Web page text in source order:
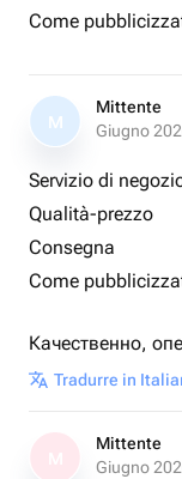
Come
M
Mittente
Giugno
Servizio di
Qualità-prezzo
Consegna
Come
Качественно,
Tradurre in
Mittente
Giugno